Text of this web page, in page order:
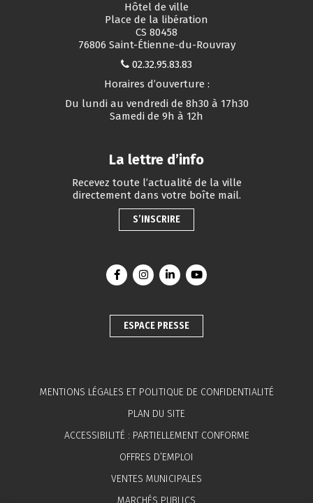
Hôtel de ville
Place de la libération
CS 80458
76806 Saint-Étienne-du-Rouvray
02.32.95.83.83
Horaires d’ouverture :
Du lundi au vendredi de 8h30 à 17h30
Samedi de 9h à 12h
La lettre d’info
Recevez toute l’actualité de la ville
directement dans votre boîte mail.
S’INSCRIRE
Lien vers le compte Facebook
Lien vers le compte Instagram
Lien vers le compte Linkedin
Lien vers la chaîne
ESPACE PRESSE
MENTIONS LÉGALES ET POLITIQUE DE CONFIDENTIALITÉ
PLAN DU SITE
ACCESSIBILITÉ : PARTIELLEMENT CONFORME
OFFRES D’EMPLOI
VENTES MUNICIPALES
MARCHÉS PUBLICS